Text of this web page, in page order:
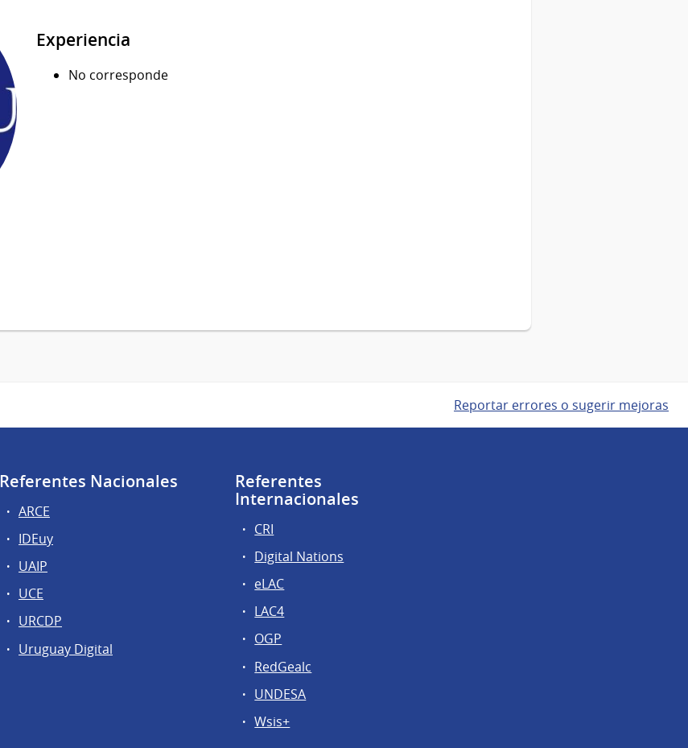
Experiencia
No corresponde
Reportar errores o sugerir mejoras
Referentes Nacionales
ARCE
IDEuy
UAIP
UCE
URCDP
Uruguay Digital
Referentes
Internacionales
CRI
Digital Nations
eLAC
LAC4
OGP
RedGealc
UNDESA
Wsis+